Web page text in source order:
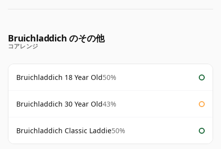
Bruichladdich のその他
コアレンジ
Bruichladdich 18 Year Old50%
Bruichladdich 30 Year Old43%
Bruichladdich Classic Laddie50%